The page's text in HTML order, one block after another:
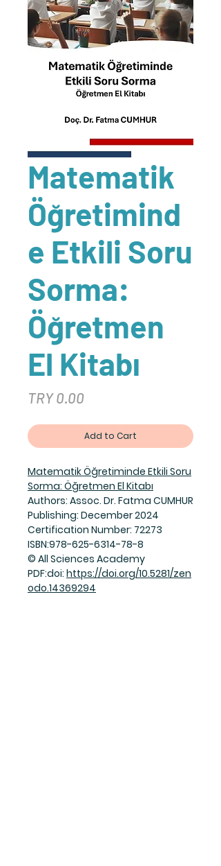
Matematik
Öğretimind
e Etkili Soru
Sorma:
Öğretmen
El Kitabı
TRY 0.00
Add to Cart
Matematik Öğretiminde Etkili Soru
Sorma: Öğretmen El Kitabı
Authors: Assoc. Dr. Fatma CUMHUR
Publishing: December 2024
Certification Number: 72273
ISBN:978-625-6314-78-8
© All Sciences Academy
PDF:doi: https://doi.org/10.5281/zen
odo.14369294